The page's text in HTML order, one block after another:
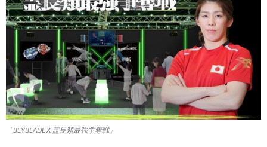
「BEYBLADE X 霊長類最強争奪戦」